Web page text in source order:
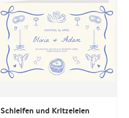
Schleifen und Kritzeleien